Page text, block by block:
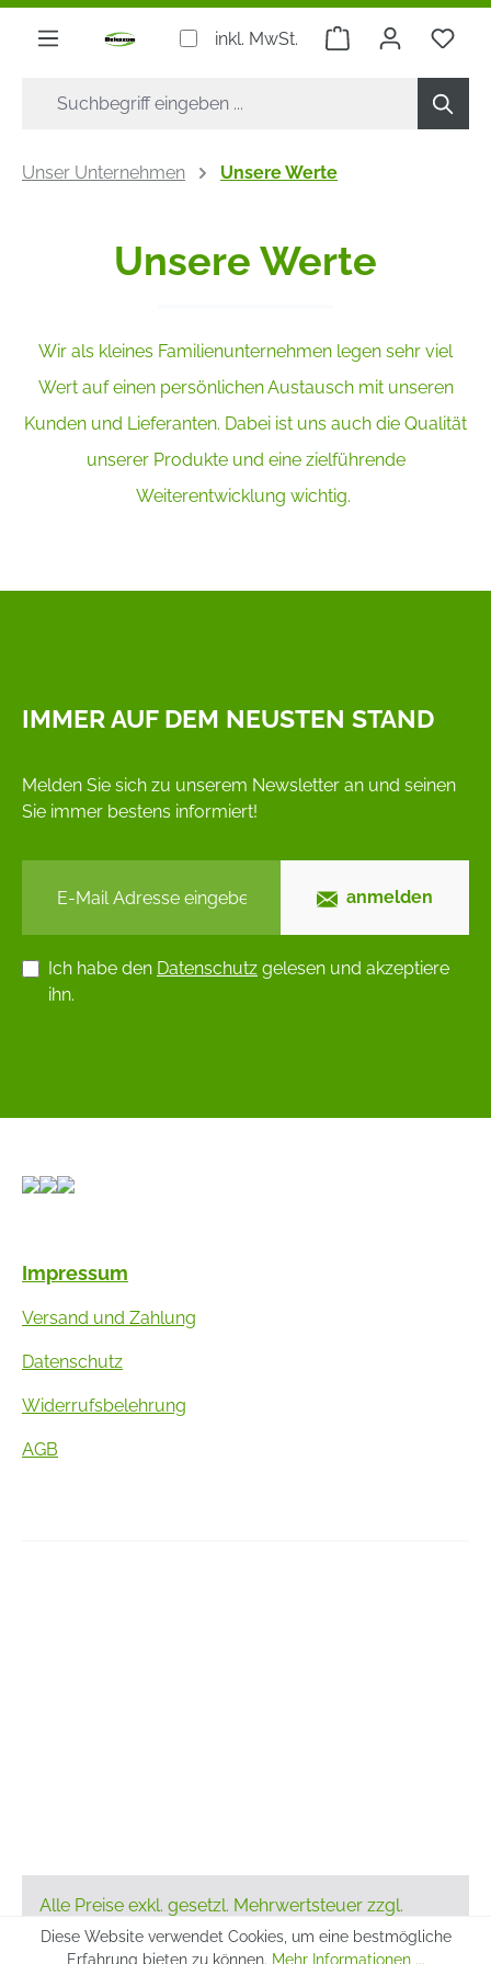
springen
inkl. MwSt. Warenkorb Du
Unser Unternehmen Unsere Werte
Unsere Werte
Wir als kleines Familienunternehmen legen sehr viel
Wert auf einen persönlichen Austausch mit unseren
Kunden und Lieferanten. Dabei ist uns auch die Qualität
unserer Produkte und eine zielführende
Weiterentwicklung wichtig.
IMMER AUF DEM NEUSTEN STAND
Melden Sie sich zu unserem Newsletter an und seinen
Sie immer bestens informiert!
anmelden
Ich habe den Datenschutz gelesen und akzeptiere
ihn.
Impressum
Versand und Zahlung
Datenschutz
Widerrufsbelehrung
AGB
Alle Preise exkl. gesetzl. Mehrwertsteuer zzgl.
Versandkostenund ggf. Nachnahmegebühren,
wenn nicht anders angegeben.
Diese Website verwendet Cookies, um eine bestmögliche
Erfahrung bieten zu können. Mehr Informationen ...